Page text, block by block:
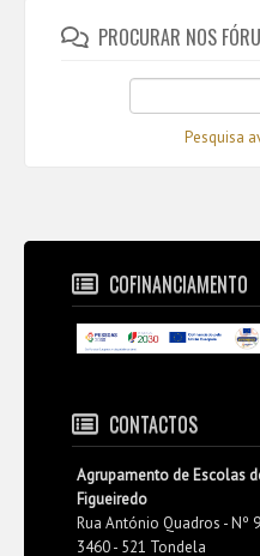
PROCURAR NOS
Pesquisa
COFINANCIAMENTO
CONTACTOS
Agrupamento de Escolas
Figueiredo
Rua António Quadros - Nº 9
3460 - 521 Tondela